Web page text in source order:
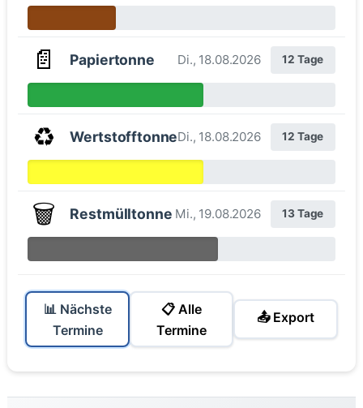
📄 Papiertonne Di., 18.08.2026 12 Tage
♻️ WertstofftonneDi., 18.08.2026 12 Tage
🗑️ Restmülltonne Mi., 19.08.2026 13 Tage
📊 Nächste
Termine
📋 Alle
Termine
📤 Export